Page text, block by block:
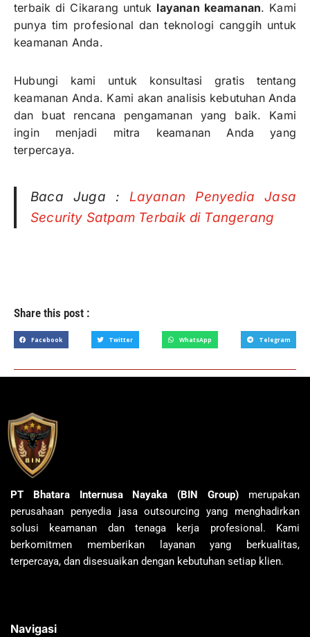
terbaik di Cikarang untuk layanan keamanan. Kami
punya tim profesional dan teknologi canggih untuk
keamanan Anda.
Hubungi kami untuk konsultasi gratis tentang
keamanan Anda. Kami akan analisis kebutuhan Anda
dan buat rencana pengamanan yang baik. Kami
ingin menjadi mitra keamanan Anda yang
terpercaya.
Baca Juga : Layanan Penyedia Jasa
Security Satpam Terbaik di Tangerang
Share this post :
Facebook Twitter WhatsApp Telegram
PT Bhatara Internusa Nayaka (BIN Group) merupakan
perusahaan penyedia jasa outsourcing yang menghadirkan
solusi keamanan dan tenaga kerja profesional. Kami
berkomitmen memberikan layanan yang berkualitas,
terpercaya, dan disesuaikan dengan kebutuhan setiap klien.
Navigasi